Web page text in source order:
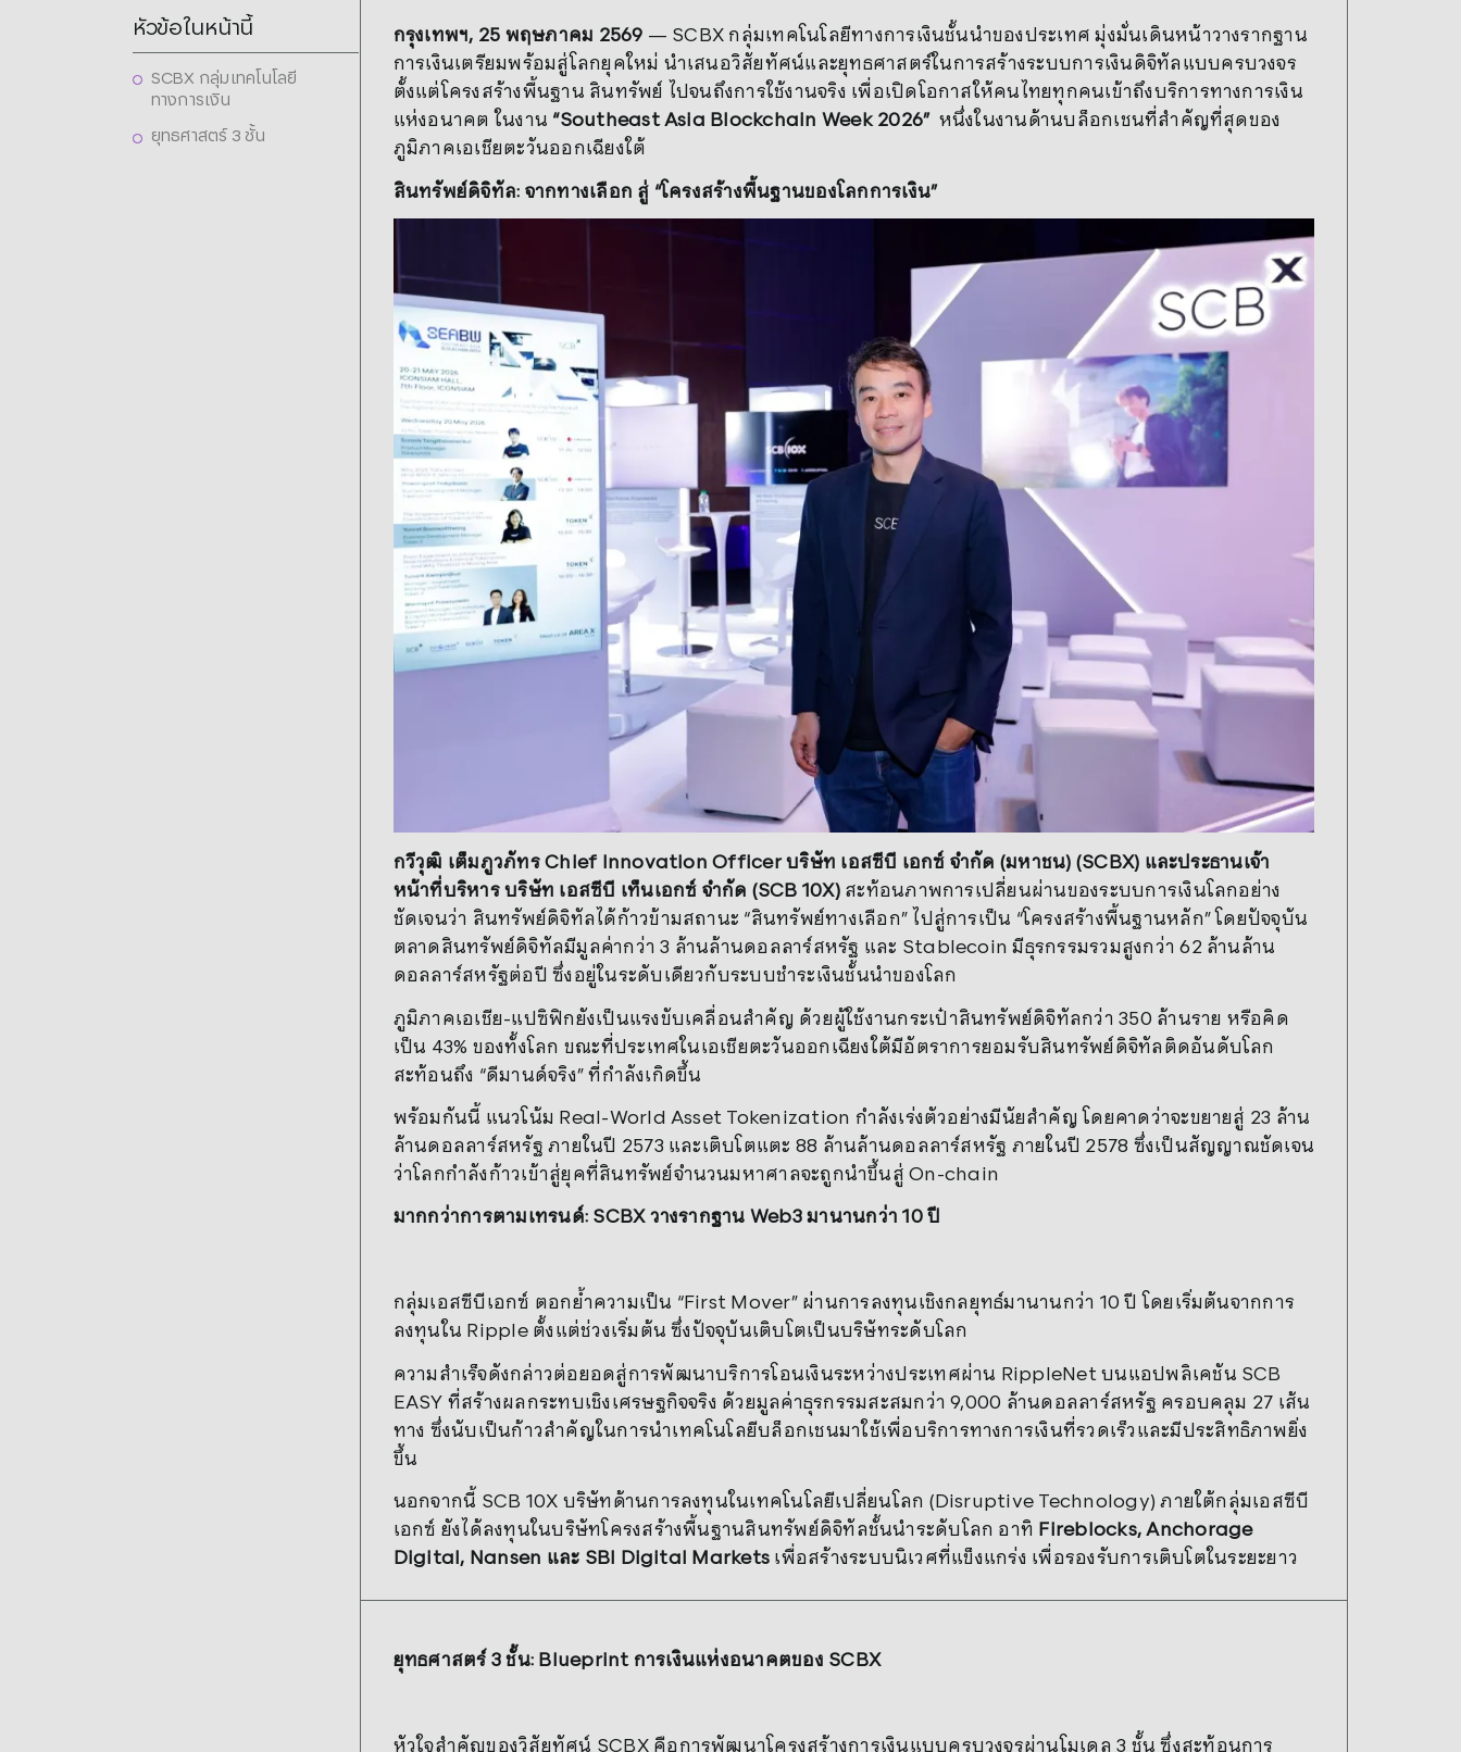
หัวข้อในหน้านี้
SCBX กลุ่มเทคโนโลยี
ทางการเงิน
ยุทธศาสตร์ 3 ชั้น
กรุงเทพฯ, 25 พฤษภาคม 2569 — SCBX กลุ่มเทคโนโลยีทางการเงินชั้นนำของประเทศ มุ่งมั่นเดินหน้าวางรากฐาน
การเงินเตรียมพร้อมสู่โลกยุคใหม่ นำเสนอวิสัยทัศน์และยุทธศาสตร์ในการสร้างระบบการเงินดิจิทัลแบบครบวงจร
ตั้งแต่โครงสร้างพื้นฐาน สินทรัพย์ ไปจนถึงการใช้งานจริง เพื่อเปิดโอกาสให้คนไทยทุกคนเข้าถึงบริการทางการเงิน
แห่งอนาคต ในงาน “Southeast Asia Blockchain Week 2026”หนึ่งในงานด้านบล็อกเชนที่สำคัญที่สุดของ
ภูมิภาคเอเชียตะวันออกเฉียงใต้
สินทรัพย์ดิจิทัล: จากทางเลือก สู่ “โครงสร้างพื้นฐานของโลกการเงิน”
กวีวุฒิ เต็มภูวภัทรChief Innovation Officer บริษัท เอสซีบี เอกซ์ จำกัด (มหาชน) (SCBX) และประธานเจ้า
หน้าที่บริหาร บริษัท เอสซีบี เท็นเอกซ์ จำกัด (SCB 10X)สะท้อนภาพการเปลี่ยนผ่านของระบบการเงินโลกอย่าง
ชัดเจนว่า สินทรัพย์ดิจิทัลได้ก้าวข้ามสถานะ “สินทรัพย์ทางเลือก” ไปสู่การเป็น “โครงสร้างพื้นฐานหลัก” โดยปัจจุบัน
ตลาดสินทรัพย์ดิจิทัลมีมูลค่ากว่า 3 ล้านล้านดอลลาร์สหรัฐ และ Stablecoin มีธุรกรรมรวมสูงกว่า 62 ล้านล้าน
ดอลลาร์สหรัฐต่อปี ซึ่งอยู่ในระดับเดียวกับระบบชำระเงินชั้นนำของโลก
ภูมิภาคเอเชีย-แปซิฟิกยังเป็นแรงขับเคลื่อนสำคัญ ด้วยผู้ใช้งานกระเป๋าสินทรัพย์ดิจิทัลกว่า 350 ล้านราย หรือคิด
เป็น 43% ของทั้งโลก ขณะที่ประเทศในเอเชียตะวันออกเฉียงใต้มีอัตราการยอมรับสินทรัพย์ดิจิทัลติดอันดับโลก
สะท้อนถึง “ดีมานด์จริง” ที่กำลังเกิดขึ้น
พร้อมกันนี้ แนวโน้ม Real-World Asset Tokenization กำลังเร่งตัวอย่างมีนัยสำคัญ โดยคาดว่าจะขยายสู่ 23 ล้าน
ล้านดอลลาร์สหรัฐ ภายในปี 2573 และเติบโตแตะ 88 ล้านล้านดอลลาร์สหรัฐ ภายในปี 2578 ซึ่งเป็นสัญญาณชัดเจน
ว่าโลกกำลังก้าวเข้าสู่ยุคที่สินทรัพย์จำนวนมหาศาลจะถูกนำขึ้นสู่ On-chain
มากกว่าการตามเทรนด์: SCBX วางรากฐาน Web3 มานานกว่า 10 ปี
กลุ่มเอสซีบีเอกซ์ ตอกย้ำความเป็น “First Mover” ผ่านการลงทุนเชิงกลยุทธ์มานานกว่า 10 ปี โดยเริ่มต้นจากการ
ลงทุนใน Ripple ตั้งแต่ช่วงเริ่มต้น ซึ่งปัจจุบันเติบโตเป็นบริษัทระดับโลก
ความสำเร็จดังกล่าวต่อยอดสู่การพัฒนาบริการโอนเงินระหว่างประเทศผ่าน RippleNet บนแอปพลิเคชัน SCB
EASY ที่สร้างผลกระทบเชิงเศรษฐกิจจริง ด้วยมูลค่าธุรกรรมสะสมกว่า 9,000 ล้านดอลลาร์สหรัฐ ครอบคลุม 27 เส้น
ทาง ซึ่งนับเป็นก้าวสำคัญในการนำเทคโนโลยีบล็อกเชนมาใช้เพื่อบริการทางการเงินที่รวดเร็วและมีประสิทธิภาพยิ่ง
ขึ้น
นอกจากนี้ SCB 10X บริษัทด้านการลงทุนในเทคโนโลยีเปลี่ยนโลก (Disruptive Technology) ภายใต้กลุ่มเอสซีบี
เอกซ์ ยังได้ลงทุนในบริษัทโครงสร้างพื้นฐานสินทรัพย์ดิจิทัลชั้นนำระดับโลก อาทิ Fireblocks, Anchorage
Digital, Nansen และ SBI Digital Markets เพื่อสร้างระบบนิเวศที่แข็งแกร่ง เพื่อรองรับการเติบโตในระยะยาว
ยุทธศาสตร์ 3 ชั้น: Blueprint การเงินแห่งอนาคตของ SCBX
หัวใจสำคัญของวิสัยทัศน์ SCBX คือการพัฒนาโครงสร้างการเงินแบบครบวงจรผ่านโมเดล 3 ชั้น ซึ่งสะท้อนการ